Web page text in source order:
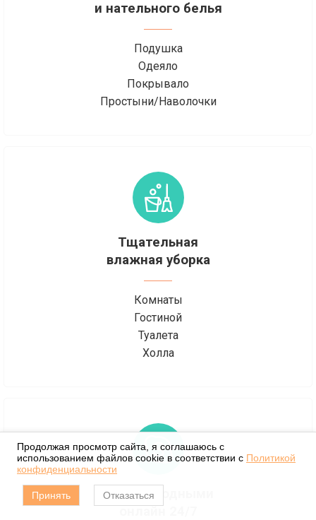
и нательного белья
Подушка
Одеяло
Покрывало
Простыни/Наволочки
Тщательная
влажная уборка
Комнаты
Гостиной
Туалета
Холла
Связь с родными
Продолжая просмотр сайта, я соглашаюсь с
использованием файлов cookie в соответствии с Политикой
конфиденциальности
Принять Отказаться